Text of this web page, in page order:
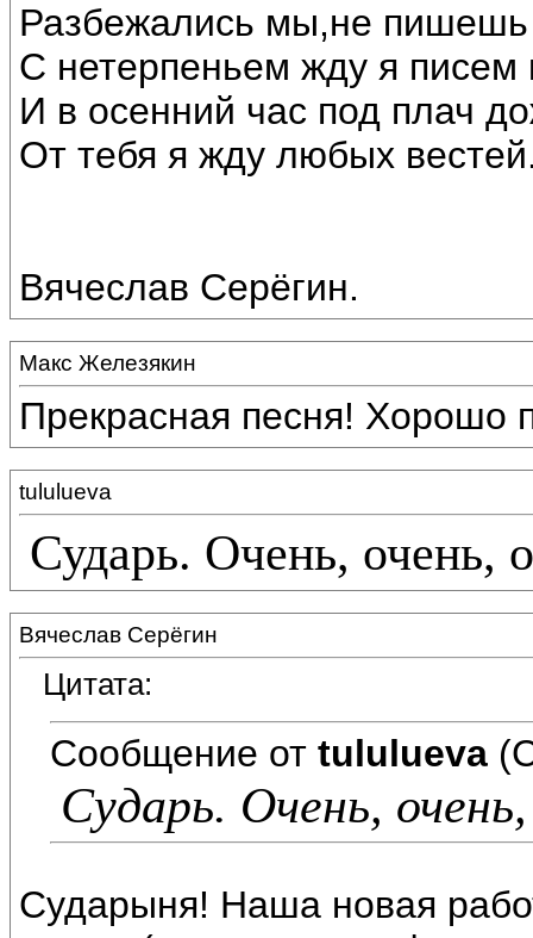
Разбежались мы,не
С нетерпеньем жду я
И в осенний час под плач
От тебя я жду любых
Вячеслав Серёгин.
Макс Железякин
Прекрасная песня! Хорошо
tululueva
Сударь. Очень, очень,
Вячеслав Серёгин
Цитата:
Сообщение от tululueva
Сударь. Очень,
Сударыня! Наша новая